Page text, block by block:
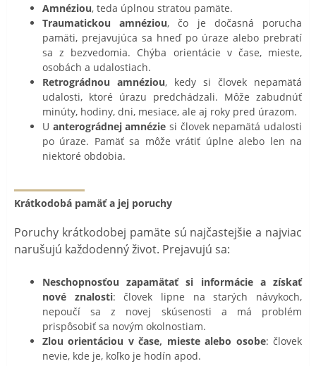
Amnéziou, teda úplnou stratou pamäte.
Traumatickou amnéziou, čo je dočasná porucha
pamäti, prejavujúca sa hneď po úraze alebo prebratí
sa z bezvedomia. Chýba orientácie v čase, mieste,
osobách a udalostiach.
Retrográdnou amnéziou, kedy si človek nepamätá
udalosti, ktoré úrazu predchádzali. Môže zabudnúť
minúty, hodiny, dni, mesiace, ale aj roky pred úrazom.
U anterográdnej amnézie si človek nepamätá udalosti
po úraze. Pamäť sa môže vrátiť úplne alebo len na
niektoré obdobia.
Krátkodobá pamäť a jej poruchy
Poruchy krátkodobej pamäte sú najčastejšie a najviac
narušujú každodenný život. Prejavujú sa:
Neschopnosťou zapamätať si informácie a získať
nové znalosti: človek lipne na starých návykoch,
nepoučí sa z novej skúsenosti a má problém
prispôsobiť sa novým okolnostiam.
Zlou orientáciou v čase, mieste alebo osobe: človek
nevie, kde je, koľko je hodín apod.